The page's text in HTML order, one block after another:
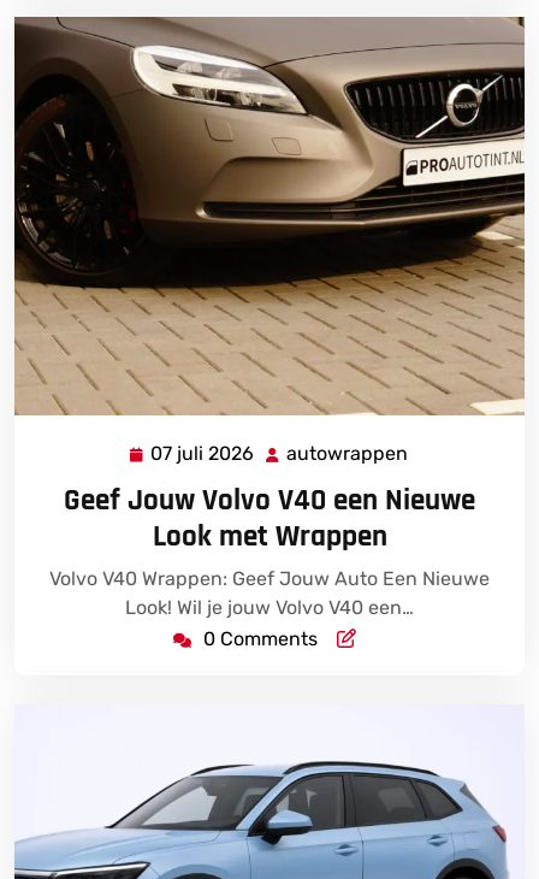
07 juli 2026 07
2026
autowrappen
Geef Jouw Volvo V40 een Nieuwe
Look met Wrappen
Volvo V40 Wrappen: Geef Jouw Auto Een Nieuwe
Look! Wil je jouw Volvo V40 een…
0 Comments